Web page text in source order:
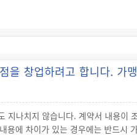
반환받지 못한 임차인이 임차주
따라 임차권등기를 마치면 임차인
보증금 문제가 발생한 장소가 등기
세보증금 지원센터를 이용하는 방법
대차 계약기간이 종료됐는데도 ‘집
을 창업하려고 합니다. 가
지나치지 않습니다. 계약서 내용이
용에 차이가 있는 경우에는 반드시